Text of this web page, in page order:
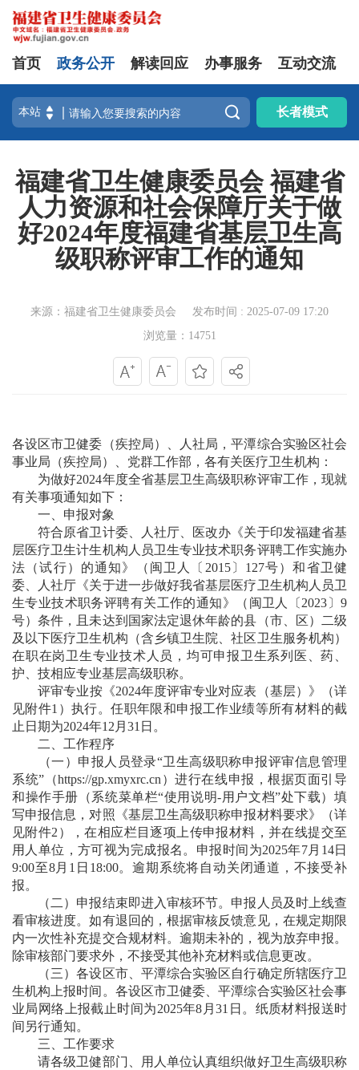
首页 政务公开 解读回应 办事服务 互动交流
 长者模式
福建省卫生健康委员会 福建省
人力资源和社会保障厅关于做
好2024年度福建省基层卫生高
级职称评审工作的通知
来源：福建省卫生健康委员会
发布时间 : 2025-07-09 17:20
浏览量：14751
各设区市卫健委（疾控局）、人社局，平潭综合实验区社会
事业局（疾控局）、党群工作部，各有关医疗卫生机构：
为做好2024年度全省基层卫生高级职称评审工作，现就
有关事项通知如下：
一、申报对象
符合原省卫计委、人社厅、医改办《关于印发福建省基
层医疗卫生计生机构人员卫生专业技术职务评聘工作实施办
法（试行）的通知》（闽卫人〔2015〕127号）和省卫健
委、人社厅《关于进一步做好我省基层医疗卫生机构人员卫
生专业技术职务评聘有关工作的通知》（闽卫人〔2023〕9
号）条件，且未达到国家法定退休年龄的县（市、区）二级
及以下医疗卫生机构（含乡镇卫生院、社区卫生服务机构）
在职在岗卫生专业技术人员，均可申报卫生系列医、药、
护、技相应专业基层高级职称。
评审专业按《2024年度评审专业对应表（基层）》（详
见附件1）执行。任职年限和申报工作业绩等所有材料的截
止日期为2024年12月31日。
二、工作程序
（一）申报人员登录“卫生高级职称申报评审信息管理
系统”（https://gp.xmyxrc.cn ）进行在线申报，根据页面引导
和操作手册（系统菜单栏“使用说明-用户文档”处下载）填
写申报信息，对照《基层卫生高级职称申报材料要求》（详
见附件2），在相应栏目逐项上传申报材料，并在线提交至
用人单位，方可视为完成报名。申报时间为2025年7月14日
9:00至8月1日18:00。逾期系统将自动关闭通道，不接受补
报。
（二）申报结束即进入审核环节。申报人员及时上线查
看审核进度。如有退回的，根据审核反馈意见，在规定期限
内一次性补充提交合规材料。逾期未补的，视为放弃申报。
除审核部门要求外，不接受其他补充材料或信息更改。
（三）各设区市、平潭综合实验区自行确定所辖医疗卫
生机构上报时间。各设区市卫健委、平潭综合实验区社会事
业局网络上报截止时间为2025年8月31日。纸质材料报送时
间另行通知。
三、工作要求
请各级卫健部门、用人单位认真组织做好卫生高级职称